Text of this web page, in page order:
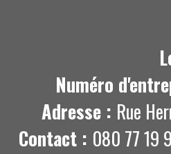
Numéro
Adresse : Rue
Contact : 080 77 19